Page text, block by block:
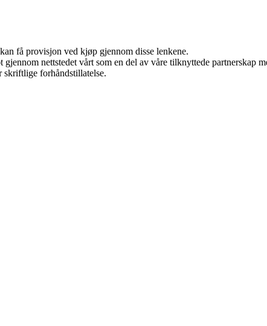
få provisjon ved kjøp gjennom disse lenkene.
nettstedet vårt som en del av våre tilknyttede partnerskap
skriftlige forhåndstillatelse.